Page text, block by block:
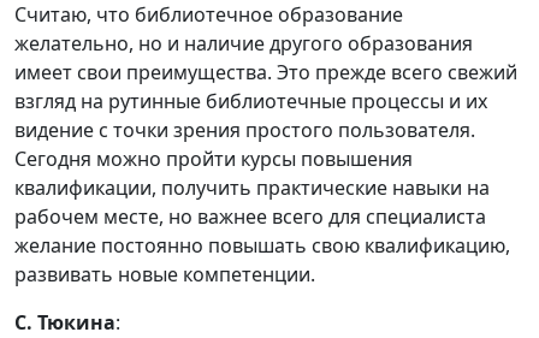
Считаю, что библиотечное образование
желательно, но и наличие другого образования
имеет свои преимущества. Это прежде всего свежий
взгляд на рутинные библиотечные процессы и их
видение с точки зрения простого пользователя.
Сегодня можно пройти курсы повышения
квалификации, получить практические навыки на
рабочем месте, но важнее всего для специалиста
желание постоянно повышать свою квалификацию,
развивать новые компетенции.
С. Тюкина: